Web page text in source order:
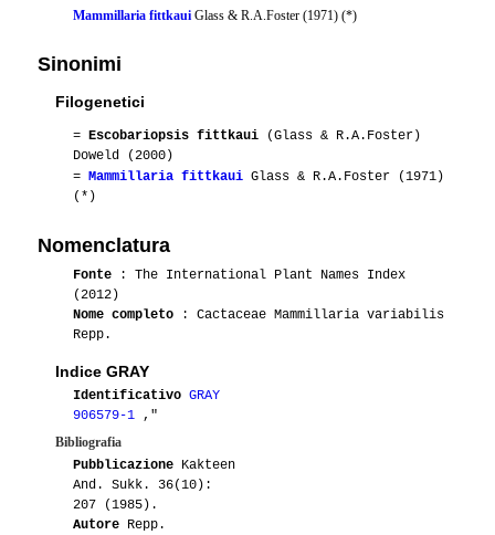
Mammillaria fittkaui Glass & R.A.Foster (1971) (*)
Sinonimi
Filogenetici
= Escobariopsis fittkaui (Glass & R.A.Foster)
Doweld (2000)
= Mammillaria fittkaui Glass & R.A.Foster (1971)
(*)
Nomenclatura
Fonte : The International Plant Names Index
(2012)
Nome completo : Cactaceae Mammillaria variabilis
Repp.
Indice GRAY
Identificativo GRAY
906579-1
,"
Bibliografia
Pubblicazione Kakteen
And. Sukk. 36(10):
207 (1985).
Autore Repp.